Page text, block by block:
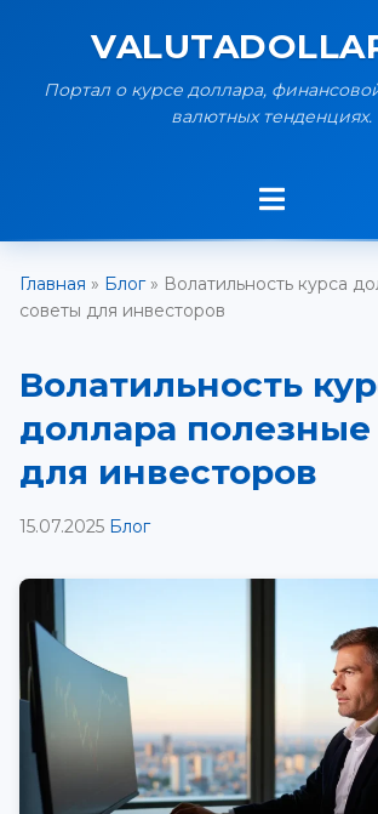
Портал о курсе доллара,
валютных тенденциях.
Главная » Блог» Волатильность курса
советы для инвесторов
Волатильность
доллара полезные
для инвесторов
15.07.2025 Блог